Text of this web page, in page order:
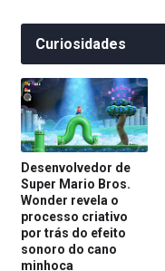
Curiosidades
Desenvolvedor de
Super Mario Bros.
Wonder revela o
processo criativo
por trás do efeito
sonoro do cano
minhoca